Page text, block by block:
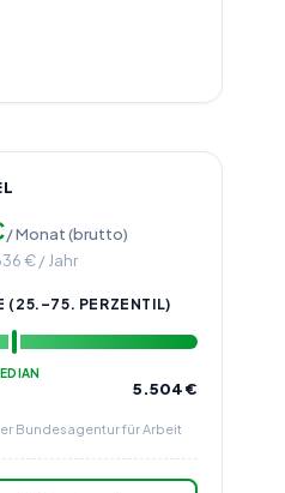
/ Monat (brutto)
€ / Jahr
(25.–75. PERZENTIL)
5.504€
Bundesagentur für Arbeit